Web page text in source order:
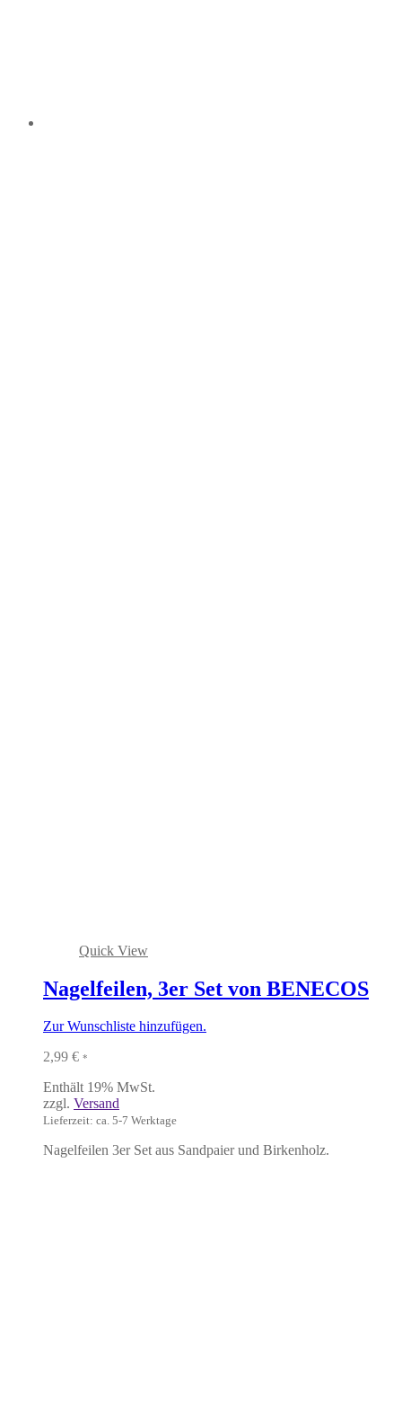
Quick View
Nagelfeilen, 3er Set von BENECOS
Zur Wunschliste hinzufügen.
2,99 € *
Enthält 19% MwSt.
zzgl. Versand
Lieferzeit: ca. 5-7 Werktage
Nagelfeilen 3er Set aus Sandpaier und Birkenholz.